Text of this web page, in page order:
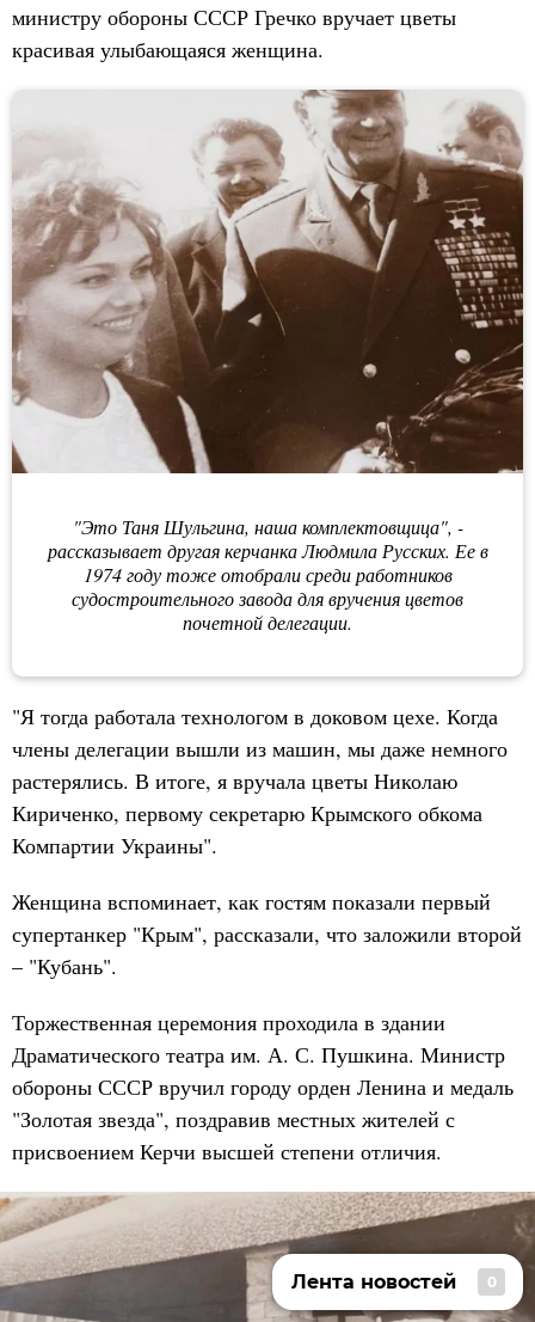
министру обороны СССР Гречко вручает цветы
красивая улыбающаяся женщина.
"Это Таня Шульгина, наша комплектовщица", -
рассказывает другая керчанка Людмила Русских. Ее в
1974 году тоже отобрали среди работников
судостроительного завода для вручения цветов
почетной делегации.
"Я тогда работала технологом в доковом цехе. Когда
члены делегации вышли из машин, мы даже немного
растерялись. В итоге, я вручала цветы Николаю
Кириченко, первому секретарю Крымского обкома
Компартии Украины".
Женщина вспоминает, как гостям показали первый
супертанкер "Крым", рассказали, что заложили второй
– "Кубань".
Торжественная церемония проходила в здании
Драматического театра им. А. С. Пушкина. Министр
обороны СССР вручил городу орден Ленина и медаль
"Золотая звезда", поздравив местных жителей с
присвоением Керчи высшей степени отличия.
Лента новостей 0
Лента новостей